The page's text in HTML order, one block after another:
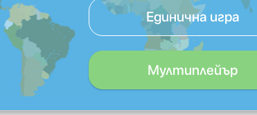
Единична игра
Мултиплейър